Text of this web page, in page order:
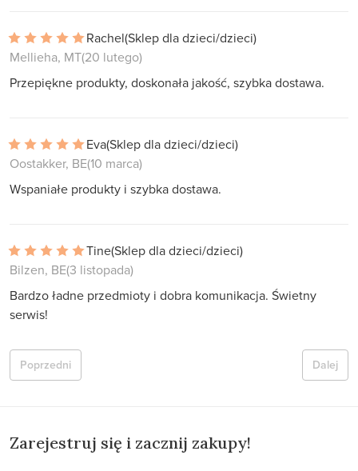
Rachel(Sklep dla dzieci/dzieci)
Mellieha, MT(20 lutego)
Przepiękne produkty, doskonała jakość, szybka dostawa.
Eva(Sklep dla dzieci/dzieci)
Oostakker, BE(10 marca)
Wspaniałe produkty i szybka dostawa.
Tine(Sklep dla dzieci/dzieci)
Bilzen, BE(3 listopada)
Bardzo ładne przedmioty i dobra komunikacja. Świetny
serwis!
Dalej
Poprzedni
Zarejestruj się i zacznij zakupy!